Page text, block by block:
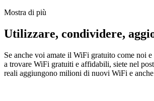
Mostra di più
Utilizzare, condividere,
Se anche voi amate il WiFi gratuito come noi
a trovare WiFi gratuiti e affidabili, siete nel
reali aggiungono milioni di nuovi WiFi e